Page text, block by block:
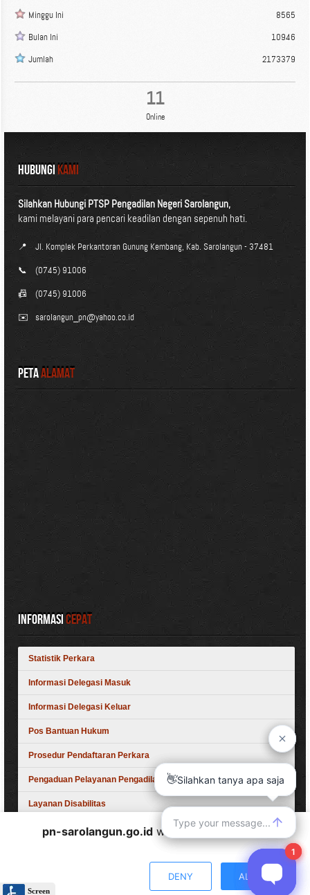
Minggu Ini
8565
Bulan Ini
10946
Jumlah
2173379
11
Online
HUBUNGIKAMI
Silahkan Hubungi PTSP Pengadilan Negeri Sarolangun,
kami melayani para pencari keadilan dengan sepenuh hati.
📍
Jl. Komplek Perkantoran Gunung Kembang, Kab. Sarolangun - 37481
📞
(0745) 91006
📠
(0745) 91006
✉️
sarolangun_pn@yahoo.co.id
PetaAlamat
InformasiCepat
Statistik Perkara
Informasi Delegasi Masuk
Informasi Delegasi Keluar
Pos Bantuan Hukum
Prosedur Pendaftaran Perkara
Pengaduan Pelayanan Pengadilan
Layanan Disabilitas
Siap, Excellent, Nyaman, Unggul, Melayani
© 2024-2026 by IT PN Sarolangun
pn-sarolangun.go.idwants to play speech
DENY ALLOW